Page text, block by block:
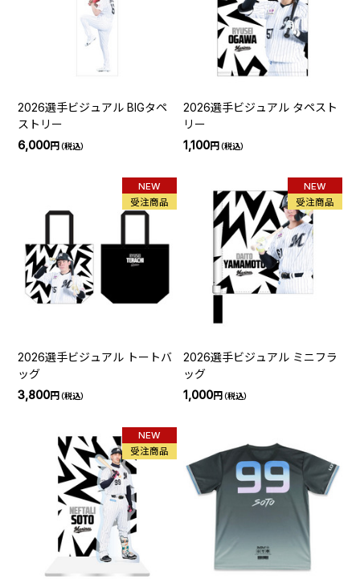
2026選手ビジュアル BIGタペ
ストリー
6,000円（税込）
2026選手ビジュアル タペスト
リー
1,100円（税込）
NEW
受注商品
2026選手ビジュアル トートバ
ッグ
3,800円（税込）
NEW
受注商品
2026選手ビジュアル ミニフラ
ッグ
1,000円（税込）
NEW
受注商品